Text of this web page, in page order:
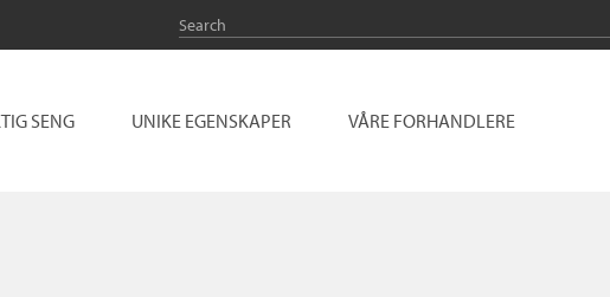
SENG UNIKE EGENSKAPER VÅRE FORHANDLERE